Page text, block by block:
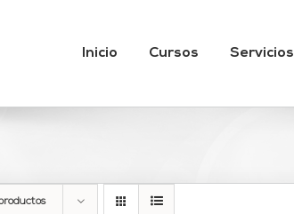
Inicio Cursos Servicios